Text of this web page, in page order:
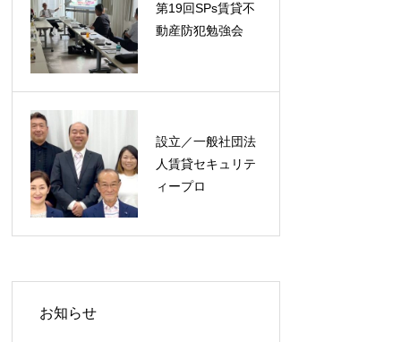
第19回SPs賃貸不
動産防犯勉強会
設立／一般社団法
人賃貸セキュリテ
ィープロ
お知らせ